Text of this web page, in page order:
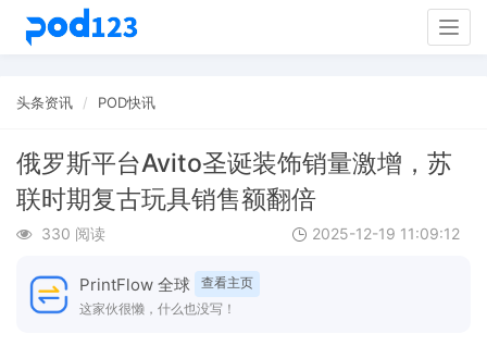
头条资讯 POD快讯
俄罗斯平台Avito圣诞装饰销量激增，苏
联时期复古玩具销售额翻倍
330 阅读 2025-12-19 11:09:12
PrintFlow 全球
查看主页
这家伙很懒，什么也没写！